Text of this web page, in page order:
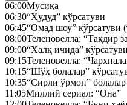
06:00Мусиқа
06:30“Ҳудуд” кўрсатуви
06:45“Омад шоу” кўрсатуви
08:00Теленовелла: “Тақдир
09:00“Халқ ичида” кўрсатуви
09:15Теленовелла:
10:15“Шўх болалар”
10:35“Сирли ўрмон” болалар
11:05Миллий сериал: “Она”